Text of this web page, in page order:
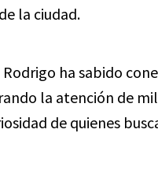
la ciudad.
Rodrigo ha sabido
la atención de
de quienes